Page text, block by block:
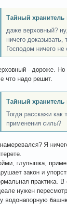
Тайный хранитель
даже верховный?
ничего доказывать,
Господом ничего
- дороже. Но
что надо решит.
Тайный хранитель
Тогда расскажи как
применения силы?
Я
глупышка,
закон и
практика.
нужен
водонапорную